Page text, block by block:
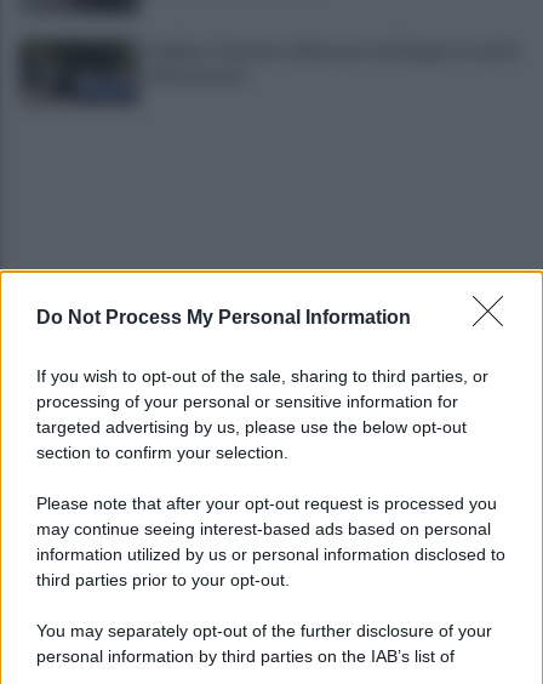
Do Not Process My Personal Information
If you wish to opt-out of the sale, sharing to third parties, or
processing of your personal or sensitive information for
targeted advertising by us, please use the below opt-out
section to confirm your selection.
Please note that after your opt-out request is processed you
may continue seeing interest-based ads based on personal
information utilized by us or personal information disclosed to
third parties prior to your opt-out.
You may separately opt-out of the further disclosure of your
personal information by third parties on the IAB’s list of
È ufficiale, accordo chiuso: Ferragosto ad Avellino
Addio a Giuseppe Marchioro: allenò l'Avellino in
Serie A nel 1982